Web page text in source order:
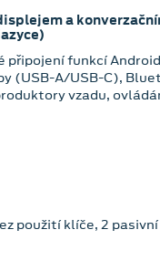
a
připojení funkcí
(USB-A/USB-C),
vzadu,
použití klíče, 2